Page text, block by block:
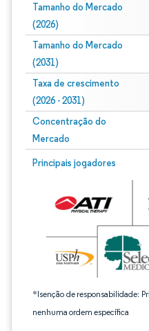
Tamanho do Mercado
(2026)
Tamanho do Mercado
(2031)
Taxa de crescimento
(2026 - 2031)
Concentração do
Mercado
Principais jogadores
*Isenção de responsabilidade:
nenhuma ordem específica
Imagem © Mordor Intelligence.